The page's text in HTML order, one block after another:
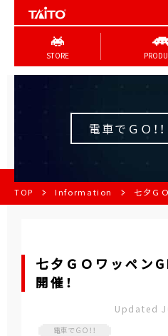
STORE
電車でＧＯ！
TOP Information 七夕Ｇ
七夕ＧＯワッペン
開催！
Updated
電車でＧＯ！！